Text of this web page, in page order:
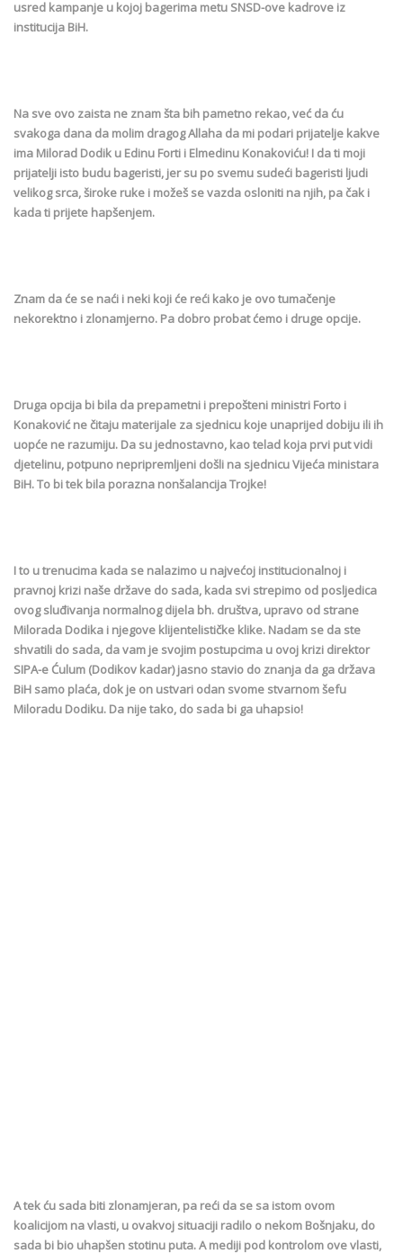
usred kampanje u kojoj bagerima metu SNSD-ove kadrove iz
institucija BiH.
Na sve ovo zaista ne znam šta bih pametno rekao, već da ću
svakoga dana da molim dragog Allaha da mi podari prijatelje kakve
ima Milorad Dodik u Edinu Forti i Elmedinu Konakoviću! I da ti moji
prijatelji isto budu bageristi, jer su po svemu sudeći bageristi ljudi
velikog srca, široke ruke i možeš se vazda osloniti na njih, pa čak i
kada ti prijete hapšenjem.
Znam da će se naći i neki koji će reći kako je ovo tumačenje
nekorektno i zlonamjerno. Pa dobro probat ćemo i druge opcije.
Druga opcija bi bila da prepametni i prepošteni ministri Forto i
Konaković ne čitaju materijale za sjednicu koje unaprijed dobiju ili ih
uopće ne razumiju. Da su jednostavno, kao telad koja prvi put vidi
djetelinu, potpuno nepripremljeni došli na sjednicu Vijeća ministara
BiH. To bi tek bila porazna nonšalancija Trojke!
I to u trenucima kada se nalazimo u najvećoj institucionalnoj i
pravnoj krizi naše države do sada, kada svi strepimo od posljedica
ovog sluđivanja normalnog dijela bh. društva, upravo od strane
Milorada Dodika i njegove klijentelističke klike. Nadam se da ste
shvatili do sada, da vam je svojim postupcima u ovoj krizi direktor
SIPA-e Ćulum (Dodikov kadar) jasno stavio do znanja da ga država
BiH samo plaća, dok je on ustvari odan svome stvarnom šefu
Miloradu Dodiku. Da nije tako, do sada bi ga uhapsio!
A tek ću sada biti zlonamjeran, pa reći da se sa istom ovom
koalicijom na vlasti, u ovakvoj situaciji radilo o nekom Bošnjaku, do
sada bi bio uhapšen stotinu puta. A mediji pod kontrolom ove vlasti,